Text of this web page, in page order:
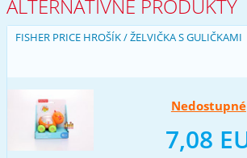
ALTERNATÍVNE PRODUKTY
FISHER PRICE HROŠÍK / ŽELVIČKA S GULIČKAMI
Nedostupné
7,08